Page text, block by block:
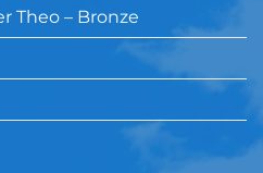
Theo – Bronze